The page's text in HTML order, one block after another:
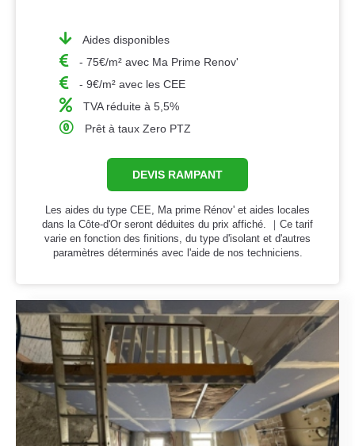
Aides disponibles
- 75€/m² avec Ma Prime Renov'
- 9€/m² avec les CEE
TVA réduite à 5,5%
Prêt à taux Zero PTZ
DEVIS RAMPANT
Les aides du type CEE, Ma prime Rénov' et aides locales
dans la Côte-d'Or seront déduites du prix affiché. ｜Ce tarif
varie en fonction des finitions, du type d'isolant et d'autres
paramètres déterminés avec l'aide de nos techniciens.